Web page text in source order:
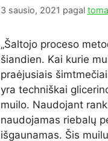
3 sausio, 2021 pagal
„Šaltojo proceso
šiandien. Kai kurie
praėjusiais
yra techniškai
muilo. Naudojant
naudojamas riebalų
išgaunamas. Šis